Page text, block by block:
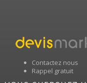
Contactez nous
Rappel gratuit